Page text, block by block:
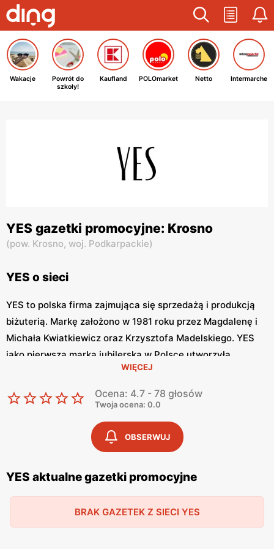
Wakacje
Powrót do
szkoły!
Kaufland POLOmarket Netto Intermarche
YES gazetki promocyjne: Krosno
(pow. Krosno, woj. Podkarpackie)
YES o sieci
YES to polska firma zajmująca się sprzedażą i produkcją
biżuterią. Markę założono w 1981 roku przez Magdalenę i
Michała Kwiatkiewicz oraz Krzysztofa Madelskiego. YES
jako pierwsza marka jubilerska w Polsce utworzyła
sprzedaż internetową oraz media społecznościowe.
Biżuterie YES tworzy zespół projektantów firmy oraz
zaproszeni artyści i projektanci.
YES – z myślą o miłośnikach biżuterii
oryginalnością. Projektanci marki tworzą swoje produkty z
myślą o kobietach, nakreślając ich wewnętrzny blask. W
ofercie sklepu znajdziemy obrączki, pierścionki, kolczyki,
naszyjnik, diamenty z certyfikatami oraz charmsy.
WIĘCEJ
Ocena: 4.7 - 78 głosów
Twoja ocena: 0.0
OBSERWUJ
YES aktualne gazetki promocyjne
BRAK GAZETEK Z SIECI YES